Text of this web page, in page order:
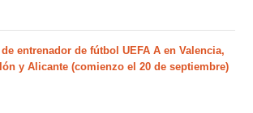
entrenador de fútbol UEFA A en Valencia,
y Alicante (comienzo el 20 de septiembre)